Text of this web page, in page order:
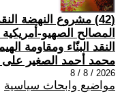
(42) مشروع النهضة
المصالح الصهيو-
النقد البنّاء ومقاومة
محمد أحمد الصغير على
2026 / 8 / 8
مواضيع وابحاث سياسية